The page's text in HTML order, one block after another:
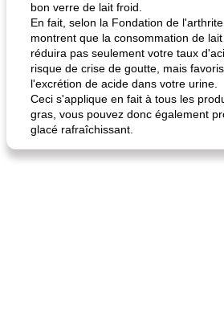
bon verre de lait froid.
En fait, selon la Fondation de
montrent que la consommation de
réduira pas seulement votre taux
risque de crise de goutte, mais
l'excrétion de acide dans votre urine.
Ceci s'applique en fait à tous les
gras, vous pouvez donc également
glacé rafraîchissant.